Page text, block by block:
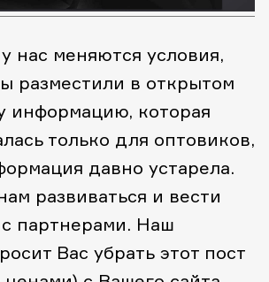
нас меняются условия,
разместили в открытом
информацию, которая
только для оптовиков,
давно устарела.
развиваться и вести
партнерами. Наш
Вас убрать этот пост